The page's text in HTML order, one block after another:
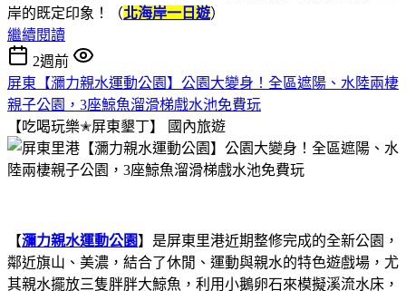
岸的既定印象！（北海岸一日遊）
繼續閱讀
2週前
屏東【瀰力親水運動公園】公園大變身！全區遮陽、水陸兩棲
親子公園，3座鯨魚溜滑梯戲水池免費玩
【吃喝玩樂✭屏東墾丁】
國內旅遊
【瀰力親水運動公園】是屏東里港近期整修完成的全新公園，
鄰近旗山、美濃，結合了休閒、運動與親水的特色遊戲場，尤
其親水擺放三隻胖胖大鯨魚，利用小鵝卵石來模擬溪流水床，